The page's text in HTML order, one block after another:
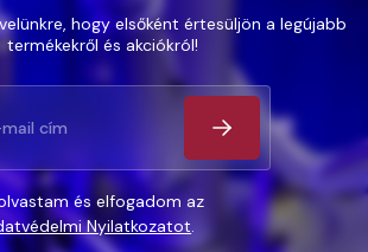
hogy elsőként értesüljön a legújabb
termékekről és akciókról!
és elfogadom az
Nyilatkozatot.